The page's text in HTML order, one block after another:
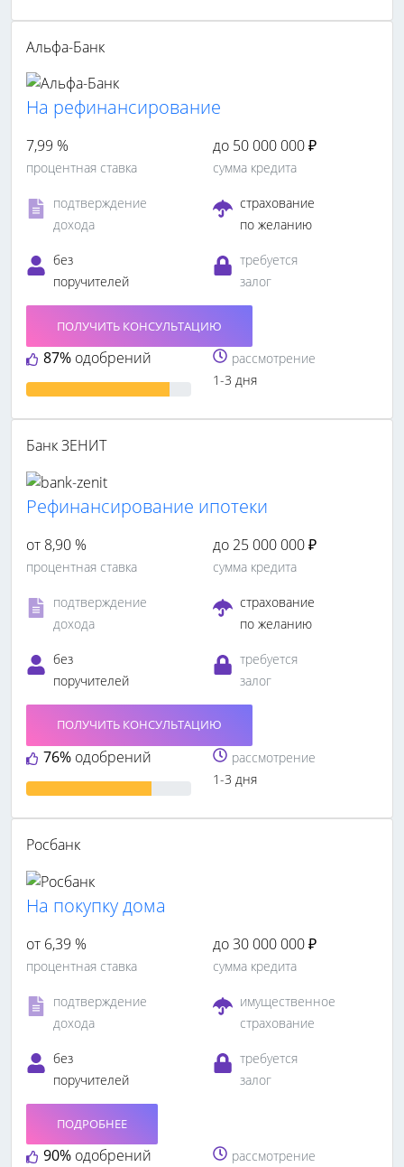
Альфа-Банк
На рефинансирование
7,99 %
процентная ставка
до 50 000 000 ₽
сумма кредита
подтверждение
дохода
страхование
по желанию
без
поручителей
требуется
залог
87% одобрений
ПОЛУЧИТЬ КОНСУЛЬТАЦИЮ
рассмотрение
1-3 дня
Банк ЗЕНИТ
Рефинансирование ипотеки
от 8,90 %
процентная ставка
до 25 000 000 ₽
сумма кредита
подтверждение
дохода
страхование
по желанию
без
поручителей
требуется
залог
76% одобрений
ПОЛУЧИТЬ КОНСУЛЬТАЦИЮ
рассмотрение
1-3 дня
Росбанк
На покупку дома
от 6,39 %
процентная ставка
до 30 000 000 ₽
сумма кредита
подтверждение
дохода
имущественное
страхование
без
поручителей
требуется
залог
90% одобрений
ПОДРОБНЕЕ
рассмотрение